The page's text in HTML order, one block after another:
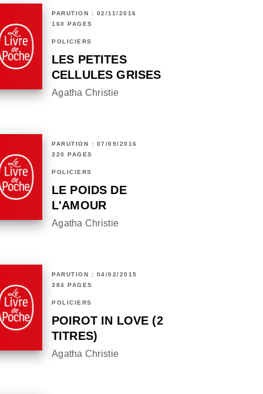
PARUTION : 02/11/2016
160 PAGES
POLICIERS
LES PETITES
CELLULES GRISES
Agatha Christie
PARUTION : 07/09/2016
320 PAGES
POLICIERS
LE POIDS DE
L'AMOUR
Agatha Christie
PARUTION : 04/02/2015
384 PAGES
POLICIERS
POIROT IN LOVE (2
TITRES)
Agatha Christie